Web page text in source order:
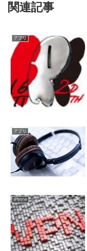
関連記事
アプリ
アプリ
iPhone